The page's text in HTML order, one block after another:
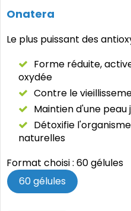
Onatera
Le plus puissant des
Forme réduite,
oxydée
Contre le
Maintien d'une
Détoxifie
naturelles
Format choisi : 60 gélules
60 gélules